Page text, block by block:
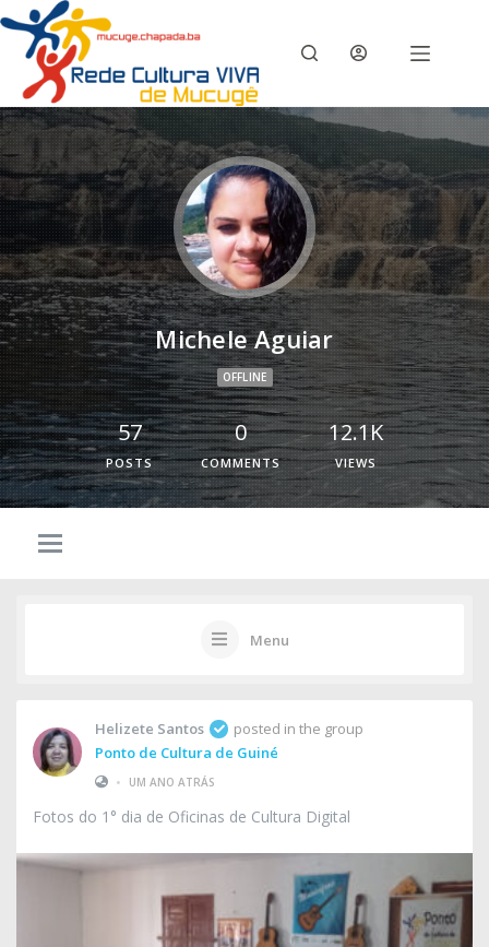
Michele Aguiar
OFFLINE
57
POSTS
0
COMMENTS
12.1K
VIEWS
Menu
Helizete Santos
posted in the group
Ponto de Cultura de Guiné
•
UM ANO ATRÁS
Fotos do 1° dia de Oficinas de Cultura Digital